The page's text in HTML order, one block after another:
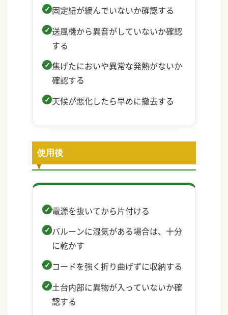
固定紐が緩んでいないか確認する
送風機から異音がしていないか確認
する
焦げたにおいや異常な発熱がないか
確認する
天候が悪化したら早めに撤去する
使用後
電源を抜いてから片付ける
バルーンに湿気がある場合は、十分
に乾かす
コードを強く折り曲げずに収納する
土台内部に異物が入っていないか確
認する